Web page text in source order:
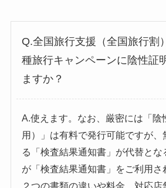
Q.全国旅行支援（全国旅行割
種旅行キャンペーンに陰性証
ますか？
A.使えます。なお、厳密には「陰
用）」は有料で発行可能ですが、
る「検査結果通知書」が代替と
が「検査結果通知書」をご利用さ
２つの書類の違いや料金、対応店